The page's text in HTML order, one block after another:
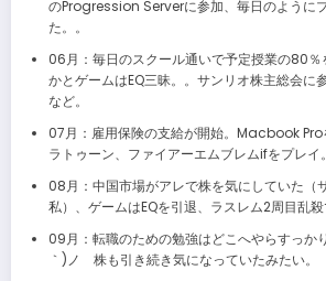
のProgression Serverに参加、毎日のように
た。。
06月：毎日のスクール通いで予定授業の80％
かとゲームはEQ三昧。。サンリオ株主総会に
など。
07月：雇用保険の支給が開始。Macbook Pro
ラトゥーン、ファイアーエムブレムifをプレイ。
08月：中国市場がアレで株を気にしていた（
私）、ゲームはEQを引退、ラスレム2周目乱殺
09月：転職のための勉強はどこへやらすっか
｀)ノ 株も引き続き気になっていたみたい。